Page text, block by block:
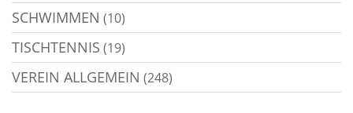
SCHWIMMEN (10)
TISCHTENNIS (19)
VEREIN ALLGEMEIN (248)